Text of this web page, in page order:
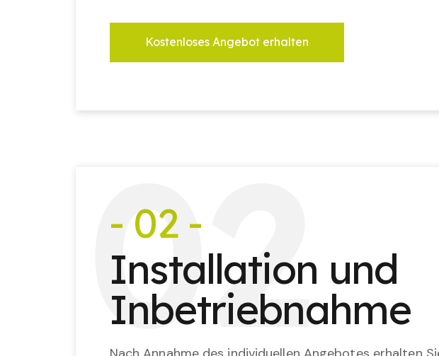
Kostenloses Angebot erhalten
02
- 02 -
Installation und
Inbetriebnahme